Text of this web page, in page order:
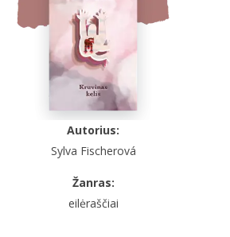
Autorius:
Sylva Fischerová
Žanras:
eilėraščiai